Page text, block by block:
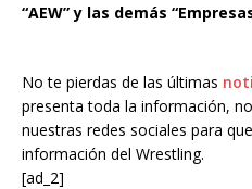
“AEW” y las demás
No te pierdas de las últimas
presenta toda la información,
nuestras redes sociales para
información del Wrestling.
[ad_2]